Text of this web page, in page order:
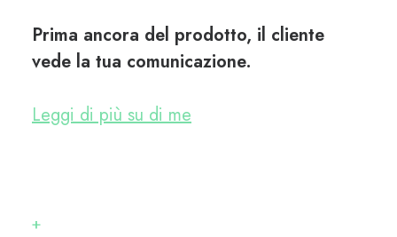
Prima ancora del prodotto, il cliente
vede la tua comunicazione.
Leggi di più su di me
+